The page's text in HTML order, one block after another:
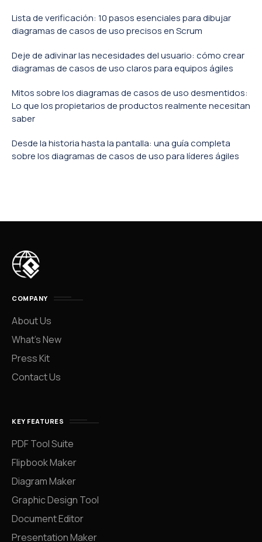
Lista de verificación: 10 pasos esenciales para dibujar
diagramas de casos de uso precisos en Scrum
Deje de adivinar las necesidades del usuario: cómo crear
diagramas de casos de uso claros para equipos ágiles
Mitos sobre los diagramas de casos de uso desmentidos:
Lo que los propietarios de productos realmente necesitan
saber
Desde la historia hasta la pantalla: una guía completa
sobre los diagramas de casos de uso para líderes ágiles
COMPANY
About Us
What’s New
Press Kit
Contact Us
KEY FEATURES
PDF Tool Suite
Flipbook Maker
Diagram Maker
Graphic Design Tool
Document Editor
Presentation Maker